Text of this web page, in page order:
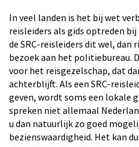
In veel landen is het bij wet
reisleiders als gids optreden
de SRC-reisleiders dit wel, dan
bezoek aan het politiebureau.
voor het reisgezelschap, dat
achterblijft. Als een SRC-
geven, wordt soms een lokale
spreken niet allemaal
u dan natuurlijk zo goed
bezienswaardigheid. Het kan